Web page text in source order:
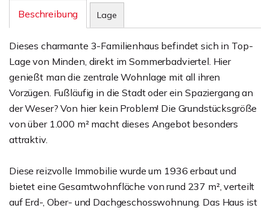
Beschreibung Lage
Dieses charmante 3-Familienhaus befindet sich in Top-
Lage von Minden, direkt im Sommerbadviertel. Hier
genießt man die zentrale Wohnlage mit all ihren
Vorzügen. Fußläufig in die Stadt oder ein Spaziergang an
der Weser? Von hier kein Problem! Die Grundstücksgröße
von über 1.000 m² macht dieses Angebot besonders
attraktiv.
Diese reizvolle Immobilie wurde um 1936 erbaut und
bietet eine Gesamtwohnfläche von rund 237 m², verteilt
auf Erd-, Ober- und Dachgeschosswohnung. Das Haus ist